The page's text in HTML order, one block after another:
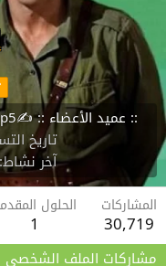
:: عميد الأعضاء :: ✍️top5👑
تاريخ
آخر نشاط
المشاركات
30,719
الحلول
1
مشاركات الملف الشخصي